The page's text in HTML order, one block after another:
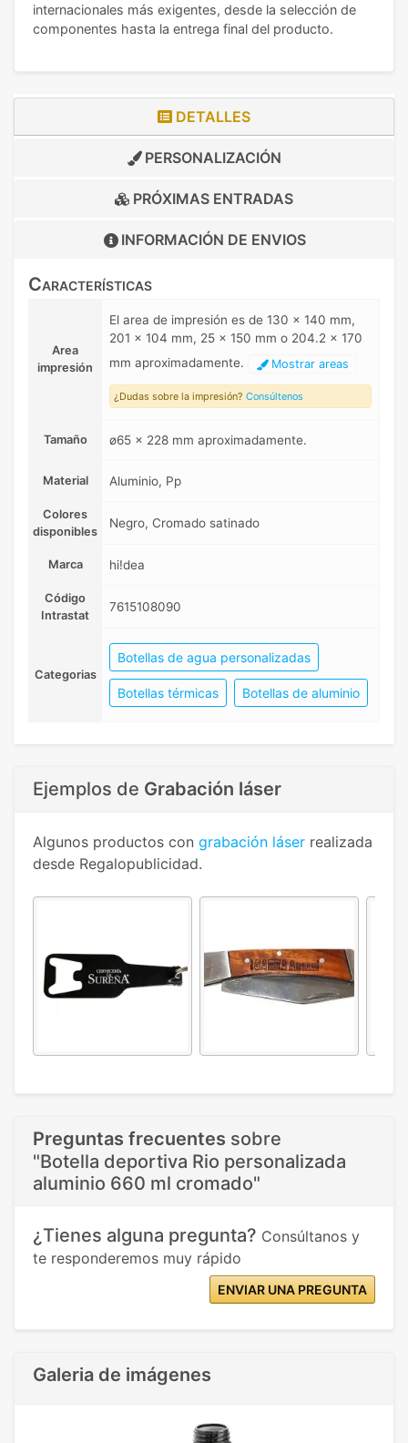
internacionales más exigentes, desde la selección de
componentes hasta la entrega final del producto.
DETALLES
PERSONALIZACIÓN
PRÓXIMAS ENTRADAS
INFORMACIÓN DE ENVIOS
Características
Area
impresión
El area de impresión es de 130 x 140 mm,
201 x 104 mm, 25 x 150 mm o 204.2 x 170
mm aproximadamente.
Mostrar areas
¿Dudas sobre la impresión? Consúltenos
Tamaño ø65 x 228 mm aproximadamente.
Material Aluminio, Pp
Colores
disponibles
Negro, Cromado satinado
Marca hi!dea
Código
Intrastat
7615108090
Categorias
Botellas de agua personalizadas
Botellas térmicas Botellas de aluminio
Ejemplos de Grabación láser
Algunos productos con grabación láser realizada
desde Regalopublicidad.
Preguntas frecuentes sobre
"Botella deportiva Rio personalizada
aluminio 660 ml cromado"
¿Tienes alguna pregunta? Consúltanos y
te responderemos muy rápido
ENVIAR UNA PREGUNTA
Galeria de imágenes